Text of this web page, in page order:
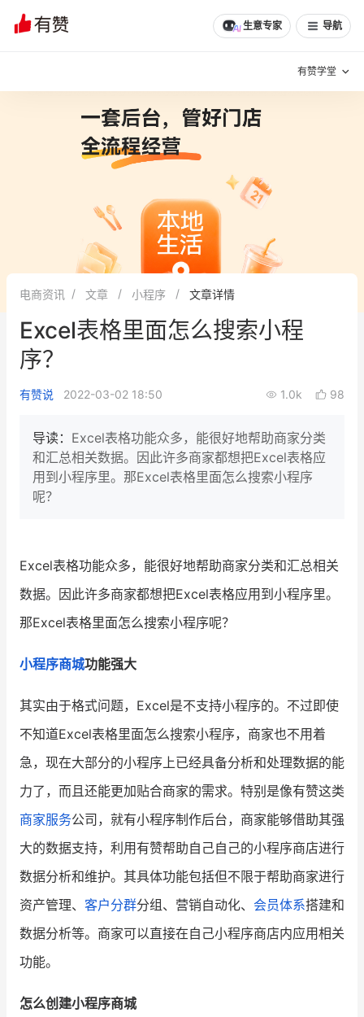
生意专家 导航
有赞学堂
增长方法
有赞专家说
新零售最佳实践
面对面聊增长
新零售大会
增长产品指南
智库
行业洞察
增长俱乐部
增长俱乐部 有赞商盟
合作共进
入驻有赞 认证代理商
电商资讯 文章 小程序 文章详情
Excel表格里面怎么搜索小程
序？
有赞说 2022-03-02 18:50 1.0k 98
导读： Excel表格功能众多，能很好地帮助商家分类
和汇总相关数据。因此许多商家都想把Excel表格应
用到小程序里。那Excel表格里面怎么搜索小程序
呢？
Excel表格功能众多，能很好地帮助商家分类和汇总相关
数据。因此许多商家都想把Excel表格应用到小程序里。
那Excel表格里面怎么搜索小程序呢？
小程序商城功能强大
其实由于格式问题，Excel是不支持小程序的。不过即使
不知道Excel表格里面怎么搜索小程序，商家也不用着
急，现在大部分的小程序上已经具备分析和处理数据的能
力了，而且还能更加贴合商家的需求。特别是像有赞这类
商家服务公司，就有小程序制作后台，商家能够借助其强
大的数据支持，利用有赞帮助自己自己的小程序商店进行
数据分析和维护。其具体功能包括但不限于帮助商家进行
资产管理、 客户分群分组、营销自动化、 会员体系搭建和
数据分析等。商家可以直接在自己小程序商店内应用相关
功能。
怎么创建小程序商城